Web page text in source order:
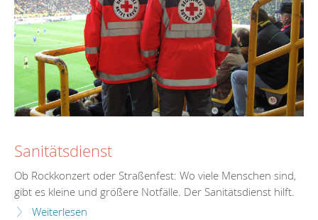
Sanitätsdienst
Ob Rockkonzert oder Straßenfest: Wo viele Menschen sind,
gibt es kleine und größere Notfälle. Der Sanitätsdienst hilft.
Weiterlesen